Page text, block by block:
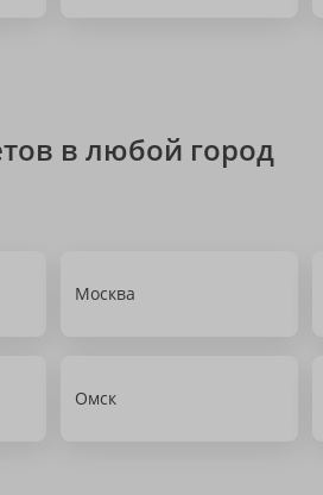
в любой город
Москва
Омск